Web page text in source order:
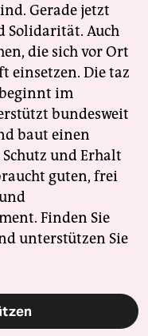
Gerade jetzt
Solidarität. Auch
die sich vor Ort
einsetzen. Die taz
im
bundesweit
baut einen
und Erhalt
guten, frei
Finden Sie
unterstützen Sie